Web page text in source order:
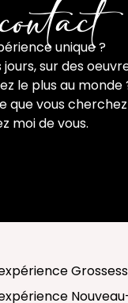
unique ?
sur des
le plus au monde
que vous
moi de vous.